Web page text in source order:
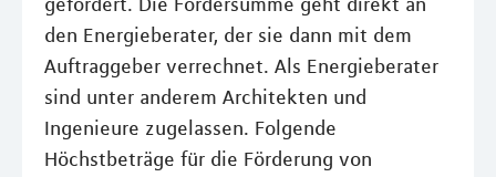
den Energieberater, der sie dann mit dem
Auftraggeber verrechnet. Als Energieberater
sind unter anderem Architekten und
Ingenieure zugelassen. Folgende
Höchstbeträge für die Förderung von